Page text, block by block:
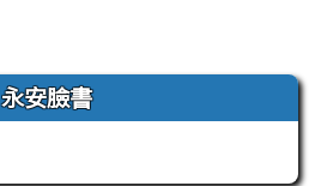
永安臉書